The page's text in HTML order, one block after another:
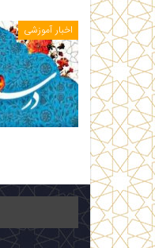
اخبار آموزشی